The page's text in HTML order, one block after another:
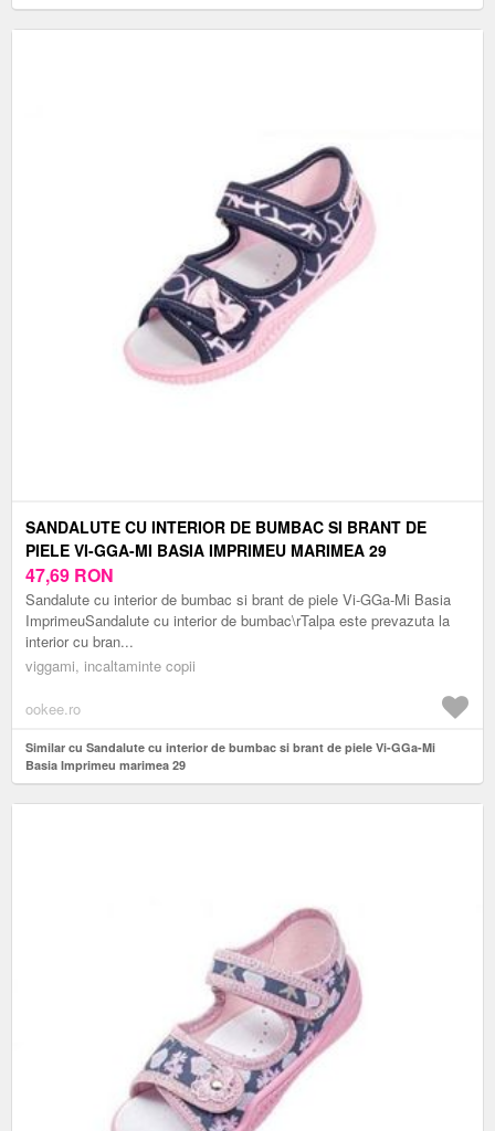
SANDALUTE CU INTERIOR DE BUMBAC SI BRANT DE
PIELE VI-GGA-MI BASIA IMPRIMEU MARIMEA 29
47,69 RON
Sandalute cu interior de bumbac si brant de piele Vi-GGa-Mi Basia
ImprimeuSandalute cu interior de bumbac\rTalpa este prevazuta la
interior cu bran...
viggami, incaltaminte copii
ookee.ro
Similar cu Sandalute cu interior de bumbac si brant de piele Vi-GGa-Mi
Basia Imprimeu marimea 29